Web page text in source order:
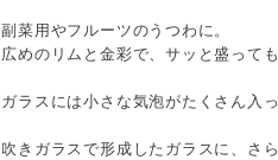
副菜用やフルーツのうつわに。
広めのリムと金彩で、サッと盛って
ガラスには小さな気泡がたくさん入
吹きガラスで形成したガラスに、さ